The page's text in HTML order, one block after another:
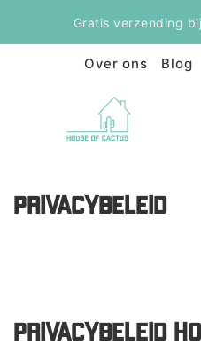
Gratis verzending
Over ons Blog
PRIVACYBELEID
PRIVACYBELEID